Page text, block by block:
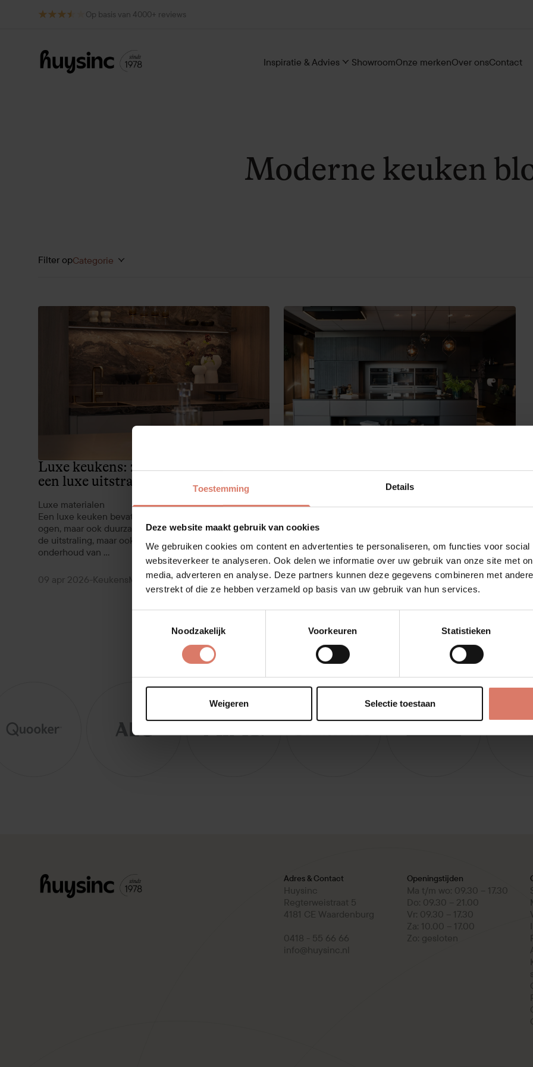
Toestemming Details
Deze website maakt gebruik van cookies
We gebruiken cookies om content en advertenties te personaliseren, om functies voor
websiteverkeer te analyseren. Ook delen we informatie over uw gebruik van onze site met
media, adverteren en analyse. Deze partners kunnen deze gegevens combineren met
verstrekt of die ze hebben verzameld op basis van uw gebruik van hun services.
Noodzakelijk
Voorkeuren Statistieken
Weigeren Selectie toestaan
Op basis van 4000+ reviews
Inspiratie & Advies ShowroomOnze merkenOver onsContact
Moderne keuken
Filter opCategorie
Luxe keukens: zo geef je jouw keuken
een luxe uitstraling
Luxe materialen
Een luxe keuken bevat materialen die niet alleen mooi
ogen, maar ook duurzaam en praktisch zijn. Ze bepalen
de uitstraling, maar ook het dagelijks gebruik en
onderhoud van ...
09 apr 2026-KeukensModerne keuken
Keuken met eiland: waar moet je op
1. Heb je voldoende ruimte?
alleen als de ruimte eromheen ook klopt. Is deze te
beperkt, dan voelt de keuken al snel krap en onrustig ...
12 mrt 2026 -KeukensModerne keuken
Adres & Contact
Huysinc
Regterweistraat 5
4181 CE Waardenburg
0418 - 55 66 66
info@huysinc.nl
Openingstijden
Ma t/m wo: 09.30 – 17.30
Do: 09.30 – 21.00
Vr: 09.30 – 17.30
Za: 10.00 – 17.00
Zo: gesloten